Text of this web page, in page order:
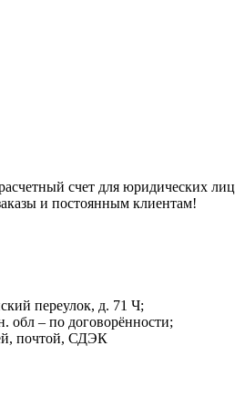
счет для юридических лиц
и постоянным клиентам!
переулок, д. 71 Ч;
обл – по договорённости;
почтой, СДЭК